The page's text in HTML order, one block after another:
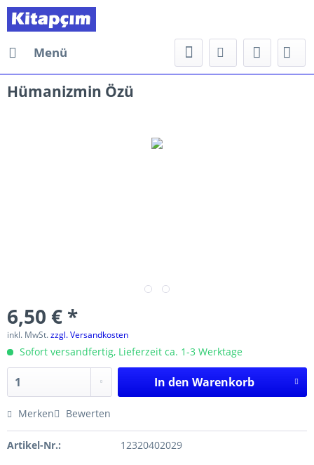
Menü
Hümanizmin Özü
6,50 € *
inkl. MwSt.zzgl. Versandkosten
Sofort versandfertig, Lieferzeit ca. 1-3 Werktage
In den Warenkorb
Merken Bewerten
Artikel-Nr.: 12320402029